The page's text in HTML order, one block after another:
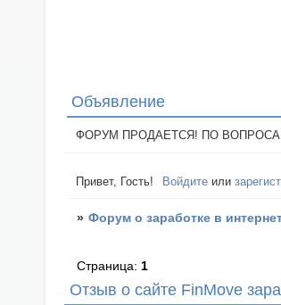
Объявление
ФОРУМ ПРОДАЕТСЯ! ПО ВОПРОСАМ
Привет, Гость! Войдите или
» Форум о заработке в
Отзыв о сайте FinMove
Страница: 1